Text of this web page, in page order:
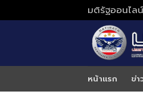
to
มติรัฐออนไล
หน้าแรก ข่า